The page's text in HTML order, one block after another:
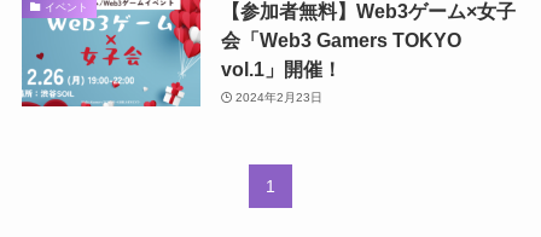
イベント
【参加者無料】Web3ゲーム×女子
会「Web3 Gamers TOKYO
vol.1」開催！
2024年2月23日
1